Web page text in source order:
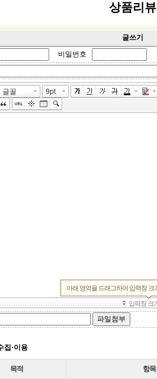
상품리뷰
글쓰기
비밀번호
집·이용
목적 항목